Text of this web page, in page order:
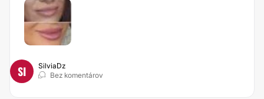
SI
SilviaDz
Bez komentárov